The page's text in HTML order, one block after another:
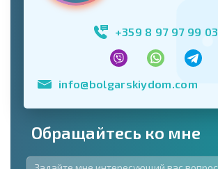
+359 8 97 97 99 03
info@bolgarskiydom.com
Обращайтесь ко мне